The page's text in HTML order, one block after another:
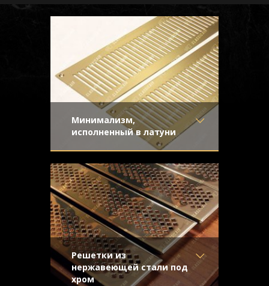
Минимализм,
исполненный в латуни
Материал- Латунь
Отделка- Шлифованная
латунь
Узор- Щелевой
Конструкция- Плоская
поверхность шлифованной латуни,
плоская конструкция - элегантный
минимализм.
Решетки из
нержавеющей стали под
хром